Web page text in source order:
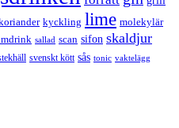
kyckling lime molekylär
sallad scan sifon skaldjur
svenskt kött sås tonic vaktelägg